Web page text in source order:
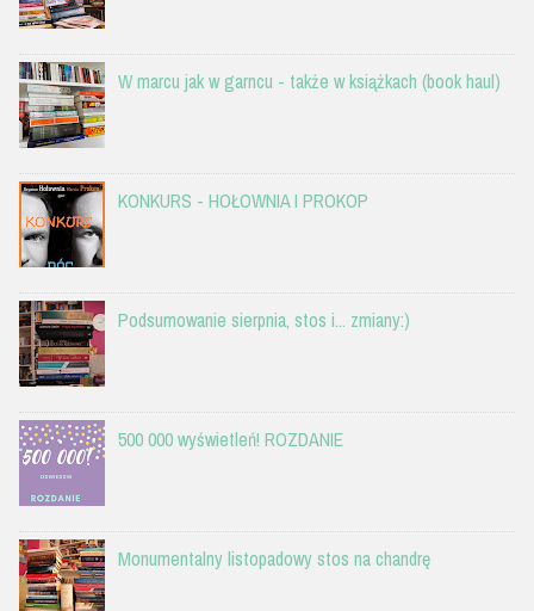
W marcu jak w garncu - także w książkach (book haul)
KONKURS - HOŁOWNIA I PROKOP
Podsumowanie sierpnia, stos i... zmiany:)
500 000 wyświetleń! ROZDANIE
Monumentalny listopadowy stos na chandrę